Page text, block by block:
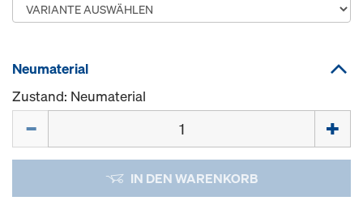
Neumaterial
Zustand: Neumaterial
IN DEN WARENKORB